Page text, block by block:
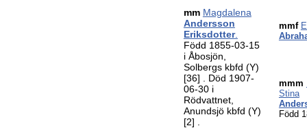
mm Magdalena
Andersson
Eriksdotter.
Född 1855-03-15
i Åbosjön,
Solbergs kbfd (Y)
[36]
. Död 1907-
06-30 i
Rödvattnet,
Anundsjö kbfd (Y)
[2]
mmf
mmm
Stina
Född